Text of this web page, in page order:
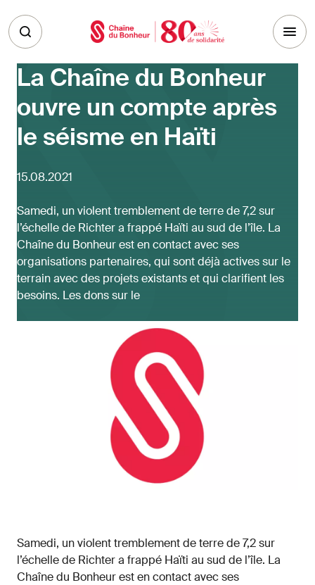
La Chaîne du Bonheur
ouvre un compte après
le séisme en Haïti
15.08.2021
Samedi, un violent tremblement de terre de 7,2 sur
l’échelle de Richter a frappé Haïti au sud de l’île. La
Chaîne du Bonheur est en contact avec ses
organisations partenaires, qui sont déjà actives sur le
terrain avec des projets existants et qui clarifient les
besoins. Les dons sur le
Samedi, un violent tremblement de terre de 7,2 sur
l’échelle de Richter a frappé Haïti au sud de l’île. La
Chaîne du Bonheur est en contact avec ses